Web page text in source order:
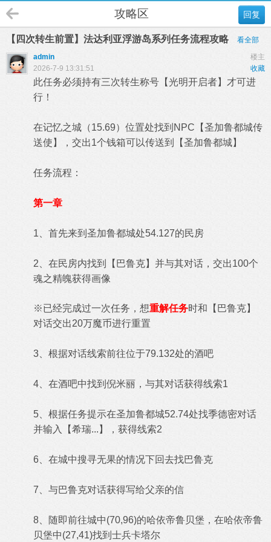
回复
攻略区
【四次转生前置】法达利亚浮游岛系列任务流程攻略
看全部
楼主
admin
收藏
2026-7-9 13:31:51
此任务必须持有三次转生称号【光明开启者】才可进
行！
在记忆之城（15.69）位置处找到NPC【圣加鲁都城传
送使】，交出1个钱箱可以传送到【圣加鲁都城】
任务流程：
第一章
1、首先来到圣加鲁都城处54.127的民房
2、在民房内找到 【 巴鲁克】 并与其对话，交出100个
魂之精魄获得画像
※已经完成过一次任务，想重解任务时和【 巴鲁克】
对话交出20万魔币进行重置
3、根据对话线索前往位于79.132处的酒吧
4、在酒吧中找到倪米丽，与其对话获得线索1
5、根据任务提示在圣加鲁都城52.74处找季德密对话
并输入【希瑞...】，获得线索2
6、在城中搜寻无果的情况下回去找巴鲁克
7、与巴鲁克对话获得写给父亲的信
8、随即前往城中(70,96)的哈依帝鲁贝堡，在哈依帝鲁
贝堡中(27,41)找到士兵卡塔尔